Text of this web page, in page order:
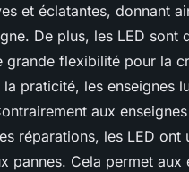
et éclatantes, donnant
De plus, les LED sont
grande flexibilité pour la
praticité, les enseignes
aux
réparations, les LED ont
pannes. Cela permet